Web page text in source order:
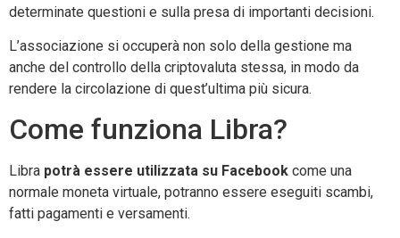
determinate questioni e sulla presa di importanti decisioni.
L’associazione si occuperà non solo della gestione ma
anche del controllo della criptovaluta stessa, in modo da
rendere la circolazione di quest’ultima più sicura.
Come funziona Libra?
Libra potrà essere utilizzata su Facebook come una
normale moneta virtuale, potranno essere eseguiti scambi,
fatti pagamenti e versamenti.